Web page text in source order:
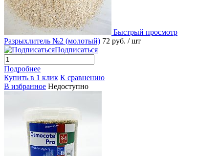
Быстрый просмотр
Разрыхлитель №2 (молотый) 72 руб. / шт
Подписаться
Подробнее
Купить в 1 клик К сравнению
В избранное Недоступно